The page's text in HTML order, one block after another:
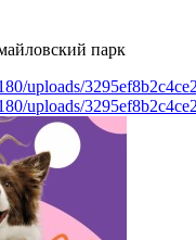
парк
uploads/
uploads/